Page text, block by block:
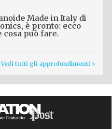
Made in Italy di
è pronto: ecco
cosa può fare.
Vedi tutti gli approfondimenti >